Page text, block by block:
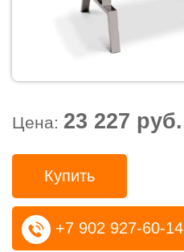
Цена: 23 227 руб.
Купить
+7 902 927-60-14